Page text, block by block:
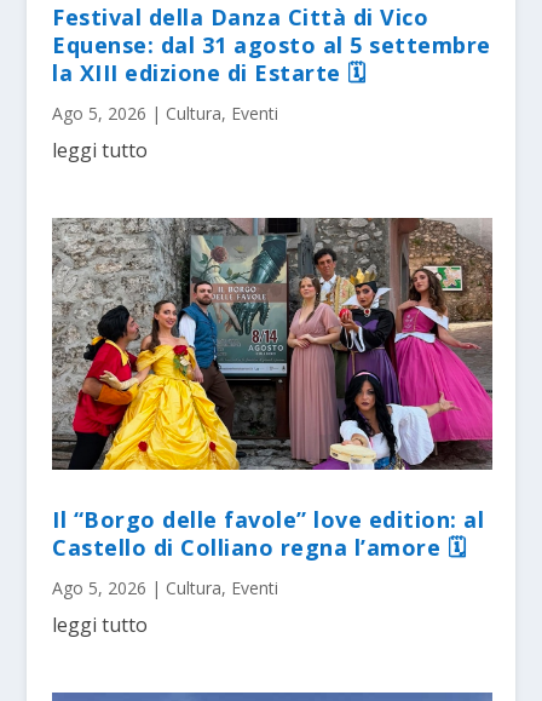
Festival della Danza Città di Vico
Equense: dal 31 agosto al 5 settembre
la XIII edizione di Estarte 🗓
Ago 5, 2026 | Cultura, Eventi
leggi tutto
Il “Borgo delle favole” love edition: al
Castello di Colliano regna l’amore 🗓
Ago 5, 2026 | Cultura, Eventi
leggi tutto